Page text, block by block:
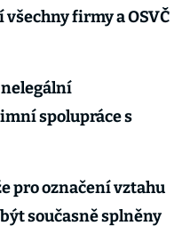
firmy a OSVČ
spolupráce s
pro označení vztahu
současně splněny